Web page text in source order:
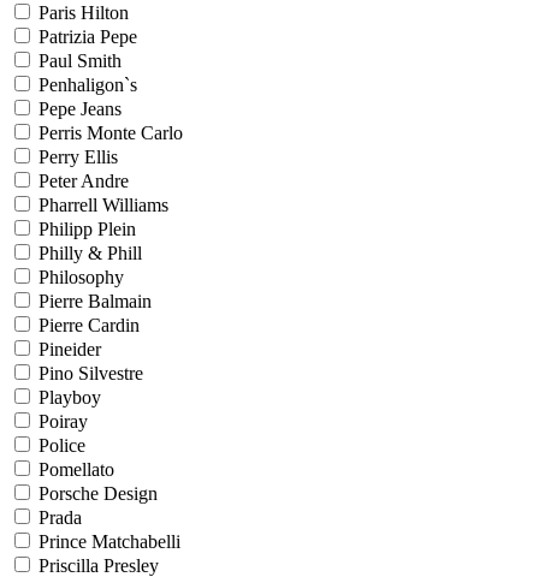
Paris Hilton
Patrizia Pepe
Paul Smith
Penhaligon`s
Pepe Jeans
Perris Monte Carlo
Perry Ellis
Peter Andre
Pharrell Williams
Philipp Plein
Philly & Phill
Philosophy
Pierre Balmain
Pierre Cardin
Pineider
Pino Silvestre
Playboy
Poiray
Police
Pomellato
Porsche Design
Prada
Prince Matchabelli
Priscilla Presley